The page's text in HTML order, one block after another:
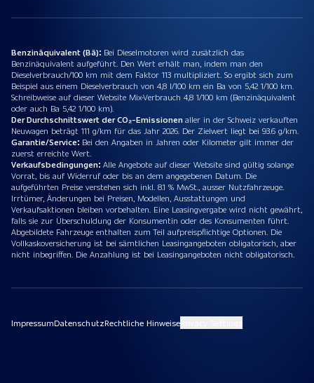
Benzinäquivalent (Bä): Bei Dieselmotoren wird zusätzlich das
Benzinäquivalent aufgeführt. Den Wert erhält man, indem man den
Dieselverbrauch/100 km mit dem Faktor 113 multipliziert. So ergibt sich zum
Beispiel aus einem Dieselverbrauch von 4,8 l/100 km ein Ba von 5,42 1/100 km.
Schreibweise auf dieser Website Mix-Verbrauch 4,8 1/100 km (Benzinäquivalent
oder auch Ba 5,42 1/100 km).
Der Durchschnittswert der CO₂-Emissionenaller in der Schweiz verkauften
Neuwagen beträgt 111 g/km für das Jahr 2026. Der Zielwert liegt bei 93.6 g/km.
Garantie/Service: Bei den Angaben in Jahren oder Kilometer gilt immer der
zuerst erreichte Wert.
Verkaufsbedingungen: Alle Angebote auf dieser Website sind gültig solange
Vorrat, bis auf Widerruf oder bis an dem angegebenen Datum. Die
aufgeführten Preise verstehen sich inkl. 8.1 % MwSt., ausser Nutzfahrzeuge.
Irrtümer, Änderungen bei Preisen, Modellen, Ausstattungen und
Verkaufsaktionen bleiben vorbehalten. Eine Leasingvergabe wird nicht gewährt,
falls sie zur Überschuldung der Konsumentin oder des Konsumenten führt.
Abgebildete Fahrzeuge enthalten zum Teil aufpreispflichtige Optionen. Die
Vollkaskoversicherung ist bei sämtlichen Leasingangeboten obligatorisch, aber
nicht inbegriffen. Die Anzahlung ist bei Leasingangeboten nicht obligatorisch.
ImpressumDatenschutzRechtliche Hinweise